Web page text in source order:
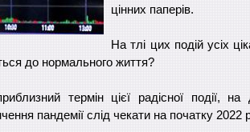
цінних паперів.
На тлі цих подій усіх
до нормального життя?
термін цієї радісної події, на
пандемії слід чекати на початку 2022